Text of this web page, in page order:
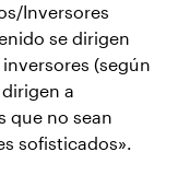
Inversores
se dirigen
(según
a
que no sean
sofisticados».